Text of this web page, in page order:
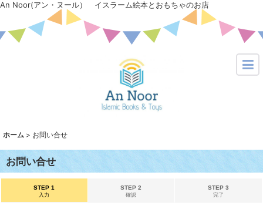
An Noor(アン・ヌール） イスラーム絵本とおもちゃのお店
ホーム > お問い合せ
お問い合せ
STEP 1
入力
STEP 2
確認
STEP 3
完了